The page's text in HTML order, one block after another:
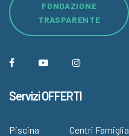
FONDAZIONE
TRASPARENTE
Servizi OFFERTI
Piscina
Centri Famiglia